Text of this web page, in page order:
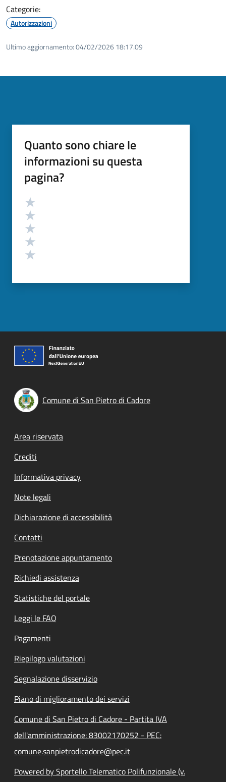
Categorie:
Autorizzazioni
Ultimo aggiornamento:04/02/2026 18:17.09
Quanto sono chiare le
informazioni su questa
pagina?
Valutazione
Comune di San Pietro di Cadore
Footer menu
Area riservata
Crediti
Informativa privacy
Note legali
Dichiarazione di accessibilità
Contatti
Prenotazione appuntamento
Richiedi assistenza
Statistiche del portale
Leggi le FAQ
Pagamenti
Riepilogo valutazioni
Segnalazione disservizio
Piano di miglioramento dei servizi
Comune di San Pietro di Cadore - Partita IVA
dell'amministrazione: 83002170252 - PEC:
comune.sanpietrodicadore@pec.it
Powered by Sportello Telematico Polifunzionale (v.